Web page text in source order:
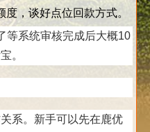
，谈好点位回款方式。
等系统审核完成后大概10
。
系。新手可以先在鹿优